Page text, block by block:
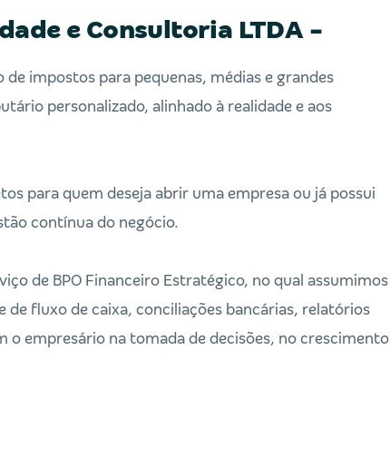
e Consultoria LTDA -
impostos para pequenas, médias e grandes
personalizado, alinhado à realidade e aos
para quem deseja abrir uma empresa ou já possui
contínua do negócio.
de BPO Financeiro Estratégico, no qual assumimos
fluxo de caixa, conciliações bancárias, relatórios
o empresário na tomada de decisões, no crescimento